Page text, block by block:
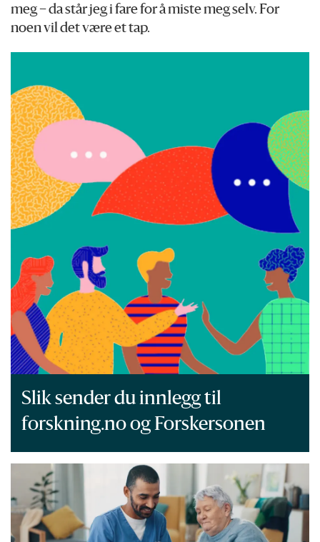
meg – da står jeg i fare for å miste meg selv. For
noen vil det være et tap.
Slik sender du innlegg til
forskning.no og Forskersonen